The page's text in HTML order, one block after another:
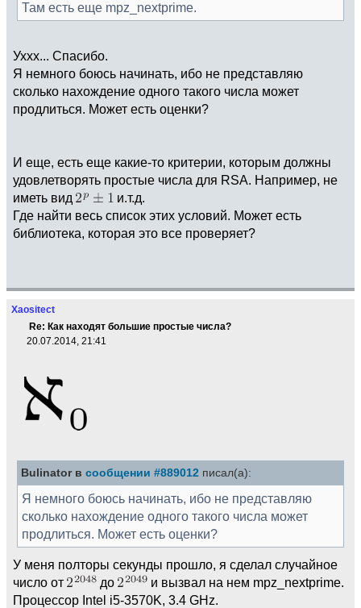
Там есть еще mpz_nextprime.
Уххх... Спасибо.
Я немного боюсь начинать, ибо не представляю
сколько нахождение одного такого числа может
продлиться. Может есть оценки?
И еще, есть еще какие-то критерии, которым должны
удовлетворять простые числа для RSA. Например, не
иметь вид
и.т.д.
Где найти весь список этих условий. Может есть
библиотека, которая это все проверяет?
Xaositect
Re: Как находят большие простые числа?
20.07.2014, 21:41
Bulinator в сообщении #889012 писал(а):
Я немного боюсь начинать, ибо не представляю
сколько нахождение одного такого числа может
продлиться. Может есть оценки?
У меня полторы секунды прошло, я сделал случайное
число от
до
и вызвал на нем mpz_nextprime.
Процессор Intel i5-3570K, 3.4 GHz.